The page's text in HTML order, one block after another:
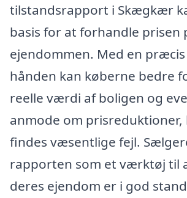
tilstandsrapport i Skægkær
basis for at forhandle prisen
ejendommen. Med en
hånden kan køberne bedre
reelle værdi af boligen og
anmode om prisreduktioner,
findes væsentlige fejl.
rapporten som et værktøj til
deres ejendom er i god